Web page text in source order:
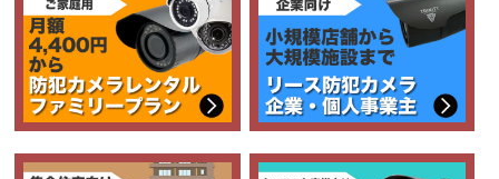
フルHD出力（HDMI）に対応しており、録画映
像やカメラのライブ映像をHDMI対応ビデオモ
ニターに高精細に映し出すことができます。